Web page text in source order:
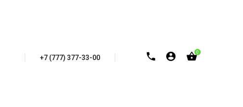
+7 (777) 377-33-00
0